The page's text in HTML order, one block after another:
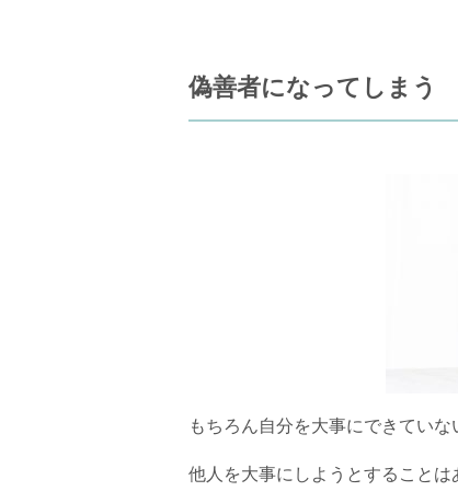
偽善者になってしまう
もちろん自分を大事にできていな
他人を大事にしようとすることは